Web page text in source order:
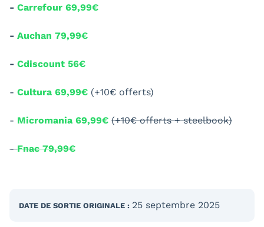
- Carrefour 69,99€
- Auchan 79,99€
- Cdiscount 56€
- Cultura 69,99€ (+10€ offerts)
- Micromania 69,99€ (+10€ offerts + steelbook)
-Fnac 79,99€
DATE DE SORTIE ORIGINALE : 25 septembre 2025